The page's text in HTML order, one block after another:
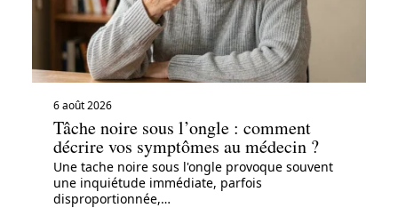
6 août 2026
Tâche noire sous l’ongle : comment
décrire vos symptômes au médecin ?
Une tache noire sous l'ongle provoque souvent
une inquiétude immédiate, parfois
disproportionnée,…